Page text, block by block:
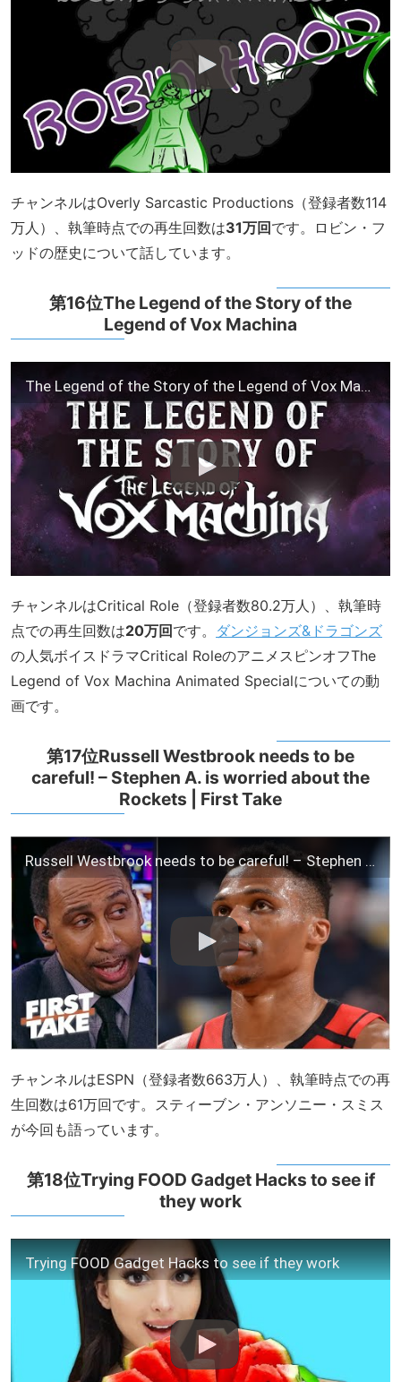
チャンネルはOverly Sarcastic Productions（登録者数114
万人）、執筆時点での再生回数は31万回 です。ロビン・フ
ッドの歴史について話しています。
第16位The Legend of the Story of the
Legend of Vox Machina
The Legend of the Story of the Legend of Vox Machina
チャンネルはCritical Role（登録者数80.2万人）、執筆時
点での再生回数は20万回です。 ダンジョンズ&ドラゴンズ
の人気ボイスドラマCritical RoleのアニメスピンオフThe
Legend of Vox Machina Animated Specialについての動
画です。
第17位Russell Westbrook needs to be
careful! – Stephen A. is worried about the
Rockets | First Take
Russell Westbrook needs to be careful! – Stephen A. is worried about the Rockets | First Take
チャンネルはESPN（登録者数663万人）、執筆時点での再
生回数は61万回です。スティーブン・アンソニー・スミス
が今回も語っています。
第18位Trying FOOD Gadget Hacks to see if
they work
Trying FOOD Gadget Hacks to see if they work